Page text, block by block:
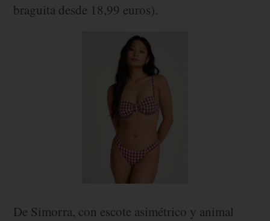
braguita desde 18,99 euros).
De Simorra, con escote asimétrico y animal